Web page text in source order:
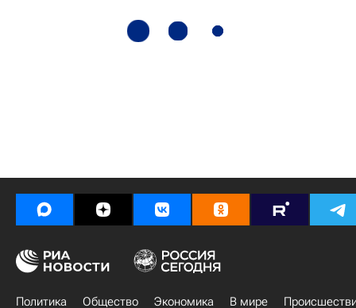
Политика Общество Экономика В мире